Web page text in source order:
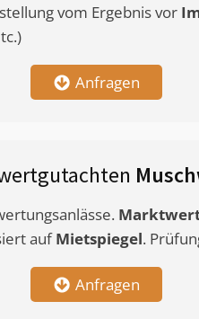
vom Ergebnis vor
Anfragen
aufMietspiegel.
Anfragen